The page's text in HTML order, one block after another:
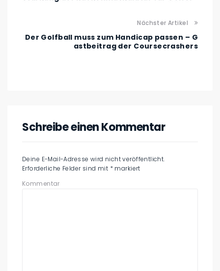
Nächster Artikel
Der Golfball muss zum Handicap passen – G
astbeitrag der Coursecrashers
Schreibe einen Kommentar
Deine E-Mail-Adresse wird nicht veröffentlicht.
Erforderliche Felder sind mit * markiert
Kommentar